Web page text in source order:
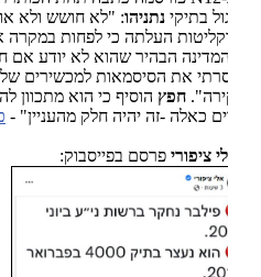
בתיקינתניהו: "לא חושש ולא
העלתה כי לפחות במקרה אחד
הבהיר שהוא לא יודע אם חדרו
את הסיסמאות למכשירים שלי,
חפץ הוסיף כי הוא מתכוון
כאלה -זה יהיה חלק מהעניין" -כאן.
ציפוריפרסם בפייסבוק: